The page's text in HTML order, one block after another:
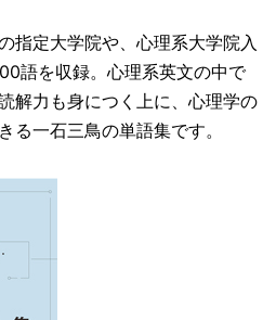
指定大学院や、心理系大学院入
語を収録。心理系英文の中で
解力も身につく上に、心理学の
る一石三鳥の単語集です。